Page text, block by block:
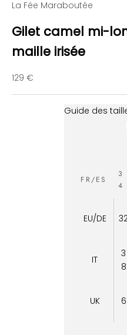
La Fée Maraboutée
Gilet camel mi-
maille irisée
Prix de vente
129 €
Guide des
FR/ES
3
4
EU/DE
IT
3
8
UK 6